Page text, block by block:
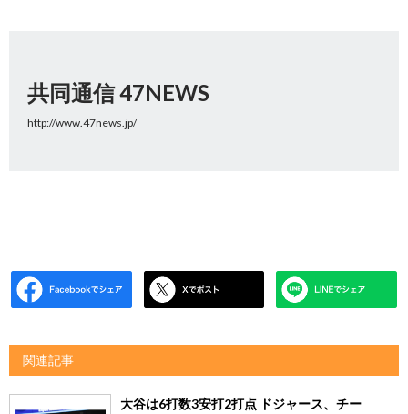
共同通信 47NEWS
http://www.47news.jp/
関連記事
大谷は6打数3安打2打点 ドジャース、チー